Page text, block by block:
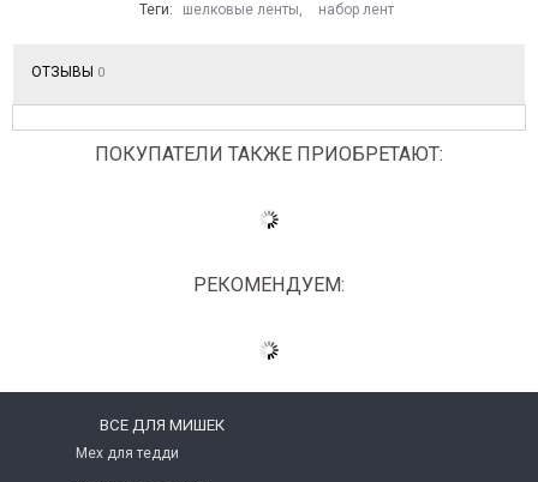
Теги:
шелковые ленты, набор лент
ОТЗЫВЫ 0
ПОКУПАТЕЛИ ТАКЖЕ ПРИОБРЕТАЮТ:
РЕКОМЕНДУЕМ:
ВСЕ ДЛЯ МИШЕК
Мех для тедди